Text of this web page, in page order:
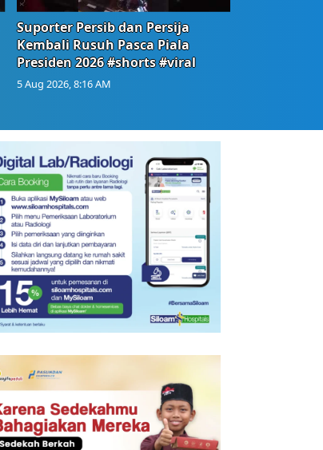
Suporter Persib dan Persija
Kembali Rusuh Pasca Piala
Presiden 2026 #shorts #viral
5 Aug 2026, 8:16 AM